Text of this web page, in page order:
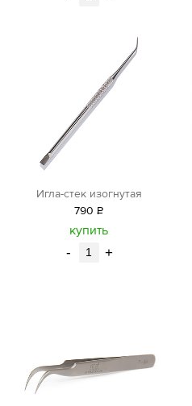
Игла-стек изогнутая
790 Р
уб.
купить
- +